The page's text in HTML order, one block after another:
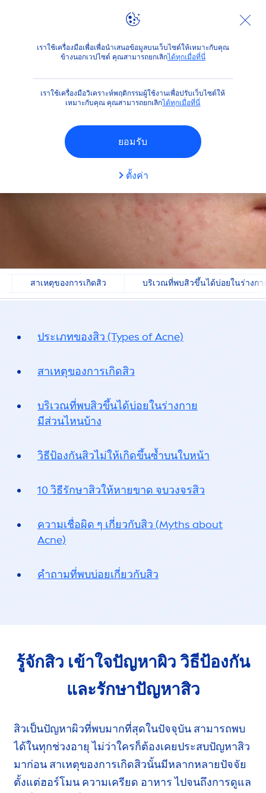
เราใช้เครื่องมือเพื่อเพื่อนำเสนอข้อมูลบนเว็บไซต์ให้เหมาะกับคุณ
ข้างนอกเวปไซต์ คุณสามารถยกเลิกได้ทุกเมื่อที่นี่
เราใช้เครื่องมือวิเคราะห์พฤติกรรมผู้ใช้งานเพื่อปรับเว็บไซต์ให้
เหมาะกับคุณ คุณสามารถยกเลิกได้ทุกเมื่อที่นี่
ยอมรับ
ตั้งค่า
คำแนะนำ รู้จักสิว เข้าใจปัญหาผิว และวิธีป้องกันรักษาปัญหาสิว
สาเหตุของการเกิดสิว บริเวณที่พบสิวขึ้นได้บ่อยในร่างก
ประเภทของสิว (Types of Acne)
สาเหตุของการเกิดสิว
บริเวณที่พบสิวขึ้นได้บ่อยในร่างกาย
มีส่วนไหนบ้าง
วิธีป้องกันสิวไม่ให้เกิดขึ้นซ้ำบนใบหน้า
10 วิธีรักษาสิวให้หายขาด จบวงจรสิว
ความเชื่อผิด ๆ เกี่ยวกับสิว (Myths about
Acne)
คำถามที่พบบ่อยเกี่ยวกับสิว
รู้จักสิว เข้าใจปัญหาผิว วิธีป้องกัน
และรักษาปัญหาสิว
สิวเป็นปัญหาผิวที่พบมากที่สุดในปัจจุบัน สามารถพบ
ได้ในทุกช่วงอายุ ไม่ว่าใครก็ต้องเคยประสบปัญหาสิว
มาก่อน สาเหตุของการเกิดสิวนั้นมีหลากหลายปัจจัย
ตั้งแต่ฮอร์โมน ความเครียด อาหาร ไปจนถึงการดูแล